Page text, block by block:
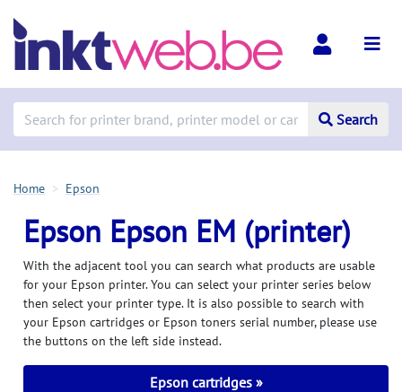
Search
Home Epson
Epson Epson EM (printer)
With the adjacent tool you can search what products are usable
for your Epson printer. You can select your printer series below
then select your printer type. It is also possible to search with
your Epson cartridges or Epson toners serial number, please use
the buttons on the left side instead.
Epson cartridges